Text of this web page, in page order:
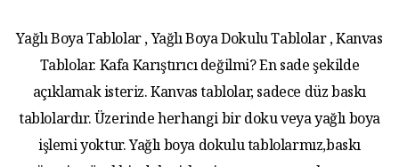
Yağlı Boya Tablolar , Yağlı Boya Dokulu Tablolar , Kanvas
Tablolar. Kafa Karıştırıcı değilmi? En sade şekilde
açıklamak isteriz. Kanvas tablolar, sadece düz baskı
tablolardır. Üzerinde herhangi bir doku veya yağlı boya
işlemi yoktur. Yağlı boya dokulu tablolarmız,baskı